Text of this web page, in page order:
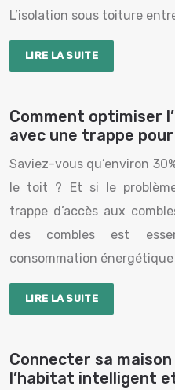
L’isolation sous toiture
LIRE LA SUITE
Comment optimiser
avec une trappe
Saviez-vous qu’environ
le toit ? Et si le
trappe d’accès aux
des combles est
consommation
LIRE LA SUITE
Connecter sa
l’habitat intelligent